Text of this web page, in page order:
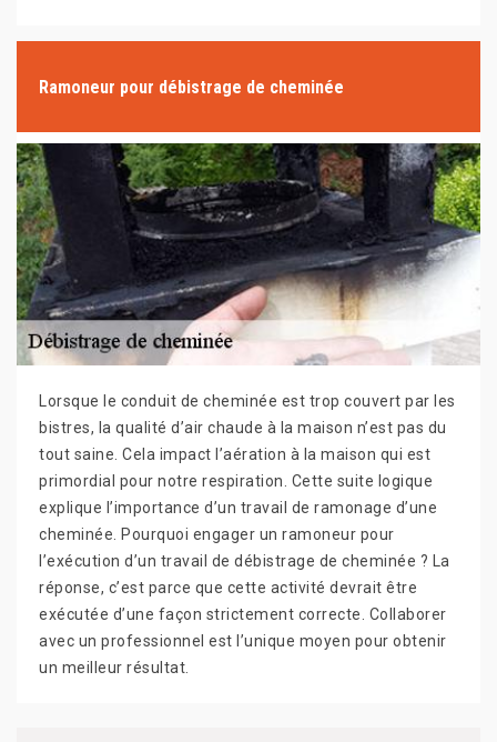
Ramoneur pour débistrage de cheminée
Lorsque le conduit de cheminée est trop couvert par les
bistres, la qualité d’air chaude à la maison n’est pas du
tout saine. Cela impact l’aération à la maison qui est
primordial pour notre respiration. Cette suite logique
explique l’importance d’un travail de ramonage d’une
cheminée. Pourquoi engager un ramoneur pour
l’exécution d’un travail de débistrage de cheminée ? La
réponse, c’est parce que cette activité devrait être
exécutée d’une façon strictement correcte. Collaborer
avec un professionnel est l’unique moyen pour obtenir
un meilleur résultat.